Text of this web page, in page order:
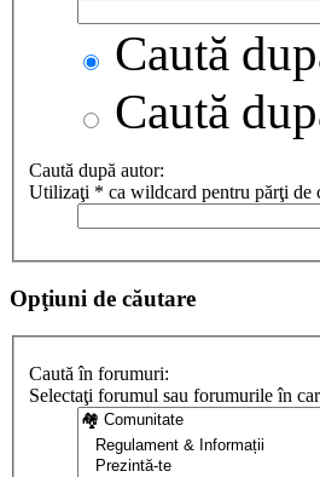
Caută
Caută
Caută după autor:
Utilizaţi * ca wildcard pentru părţi de
Opţiuni de căutare
Caută în forumuri:
Selectaţi forumul sau forumurile în